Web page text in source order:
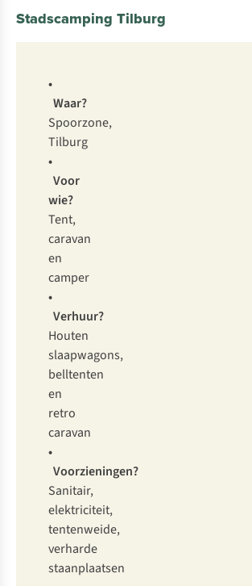
Stadscamping Tilburg
•
Waar?
Spoorzone,
Tilburg
•
Voor
wie?
Tent,
caravan
en
camper
•
Verhuur?
Houten
slaapwagons,
belltenten
en
retro
caravan
•
Voorzieningen?
Sanitair,
elektriciteit,
tentenweide,
verharde
staanplaatsen